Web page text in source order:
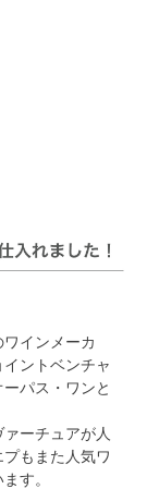
インメーカ
ントベンチャ
パス・ワンと
ーチュアが人
もまた人気ワ
す。